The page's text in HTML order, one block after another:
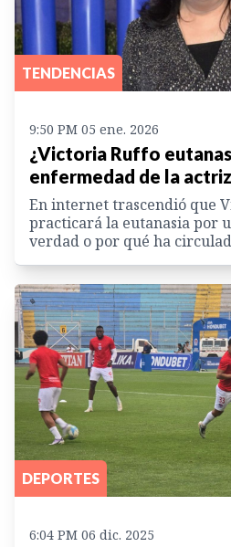
TENDENCIAS
9:50 PM 05 ene. 2026
¿Victoria Ruffo
enfermedad de la
En internet trascendió que
practicará la eutanasia por
verdad o por qué ha
DEPORTES
6:04 PM 06 dic. 2025